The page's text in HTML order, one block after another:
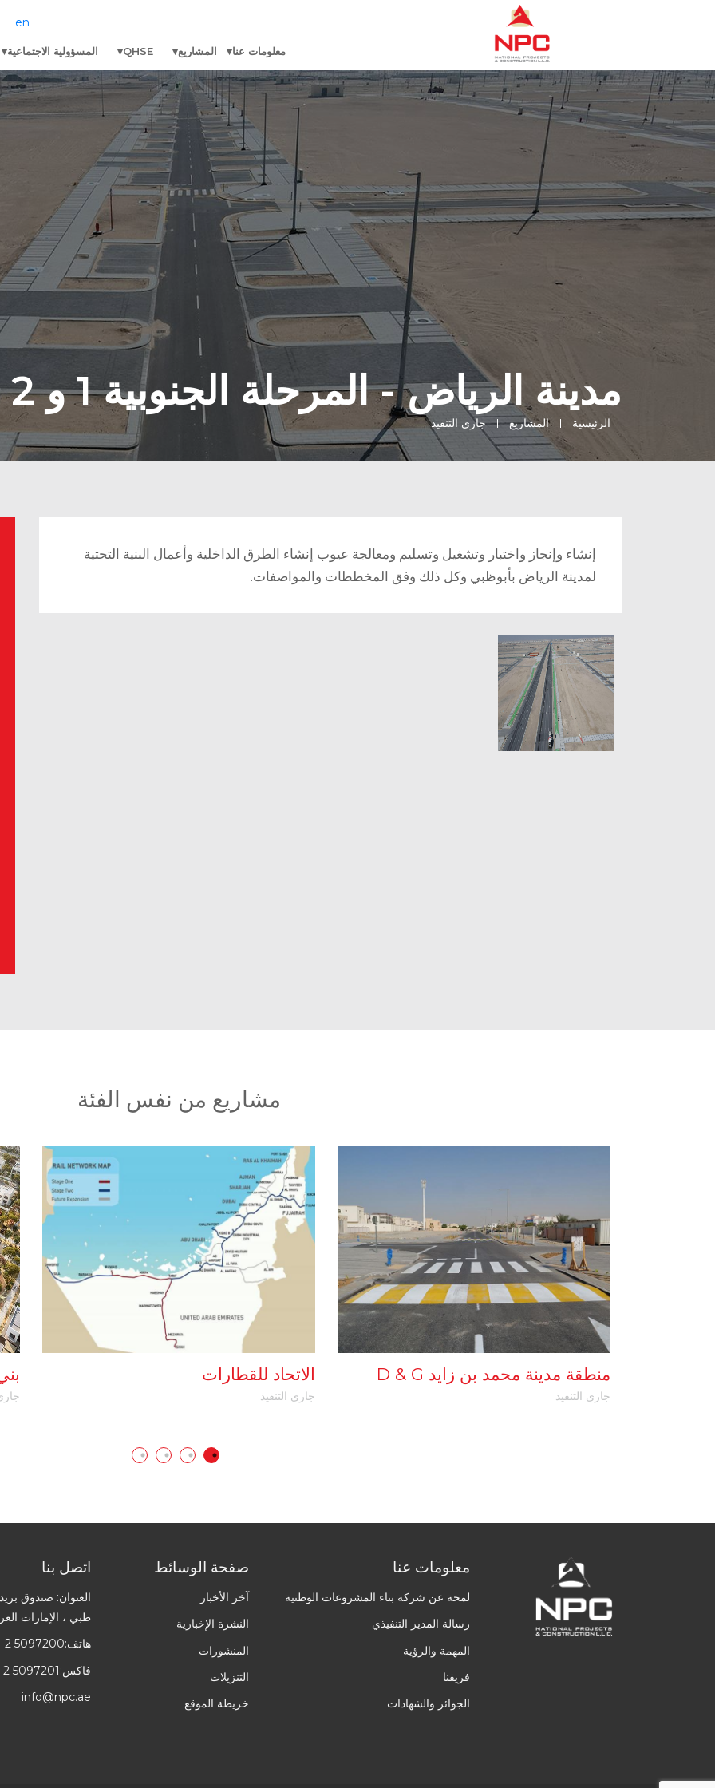
en
معلومات عنا المشاريع QHSE المسؤولية الاجتماعية
مدينة الرياض - المرحلة الجنوبية 1 و 2
الرئيسية المشاريع جاري التنفيذ
إنشاء وإنجاز واختبار وتشغيل وتسليم ومعالجة عيوب إنشاء الطرق الداخلية وأعمال البنية التحتية
لمدينة الرياض بأبوظبي وكل ذلك وفق المخططات والمواصفات.
مشاريع من نفس الفئة
الاتحاد للقطارات
جاري التنفيذ
منطقة مدينة محمد بن زايد D & G
جاري التنفيذ
معلومات عنا
لمحة عن شركة بناء المشروعات الوطنية
رسالة المدير التنفيذي
المهمة والرؤية
فريقنا
الجوائز والشهادات
صفحة الوسائط
آخر الأخبار
النشرة الإخبارية
المنشورات
التنزيلات
خريطة الموقع
اتصل بنا
ظبي ، الإمارات
هاتف:2 5097200
فاكس:2 5097201
info@npc.ae